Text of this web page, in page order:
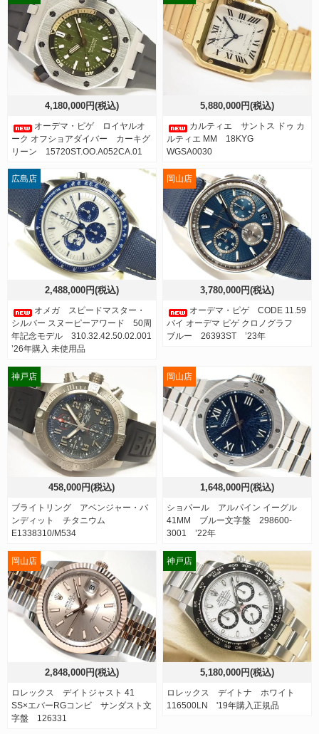
4,180,000円(税込)
オーデマ・ピゲ ロイヤルオ
ーク オフショアダイバー カーキグ
リーン 15720ST.OO.A052CA.01
5,880,000円(税込)
カルティエ サントス ドゥ カ
ルティエ MM 18KYG
WGSA0030
2,488,000円(税込)
オメガ スピードマスター・
シルバー スヌーピーアワード 50周
年記念モデル 310.32.42.50.02.001
’26年購入 未使用品
広島店
3,780,000円(税込)
オーデマ・ピゲ CODE 11.59
バイ オーデマ ピゲ クロノグラフ
ブルー 26393ST ’23年
岡山店
458,000円(税込)
ブライトリング アベンジャー・バ
ンディット チタニウム
E1338310/M534
神戸店
1,648,000円(税込)
ショパール アルパイン イーグル
41MM ブルー文字盤 298600-
3001 ’22年
岡山店
2,848,000円(税込)
ロレックス デイトジャスト 41
SS×エバーRGコンビ サンダスト文
字盤 126331
岡山店
5,180,000円(税込)
ロレックス デイトナ ホワイト
116500LN '19年購入正規品
神戸店